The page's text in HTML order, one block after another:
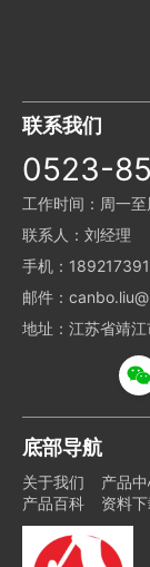
联系我们
0523-
工作时间：周一
联系人：刘经理
手机：
邮件：
地址：江苏省靖
底部导航
关于我们 产品
产品百科
资料